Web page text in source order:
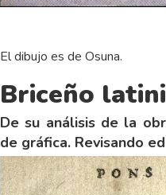
El dibujo es de Osuna.
Briceño
De su análisis de la
de gráfica. Revisando